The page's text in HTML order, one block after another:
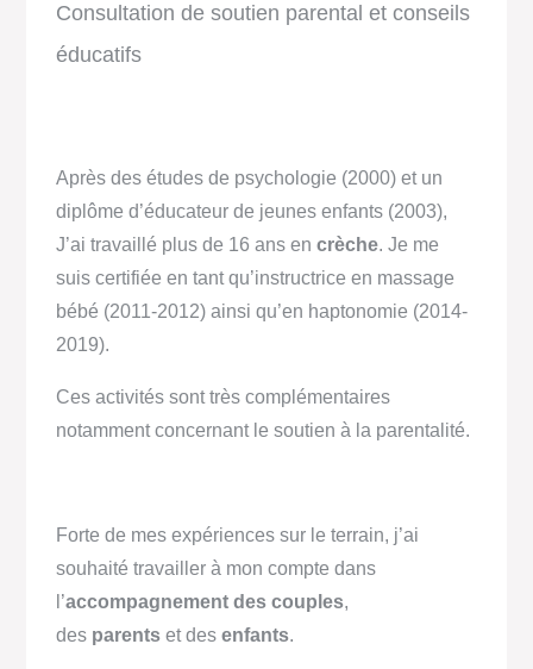
Consultation de soutien parental et conseils
éducatifs
Après des études de psychologie (2000) et un
diplôme d’éducateur de jeunes enfants (2003),
J’ai travaillé plus de 16 ans encrèche. Je me
suis certifiée en tant qu’instructrice en massage
bébé (2011-2012) ainsi qu’en haptonomie (2014-
2019).
Ces activités sont très complémentaires
notamment concernant le soutien à la parentalité.
Forte de mes expériences sur le terrain, j’ai
souhaité travailler à mon compte dans
l’accompagnement des couples,
des parents et desenfants.